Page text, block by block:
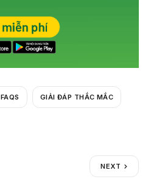
FAQS GIẢI ĐÁP THẮC MẮC
NEXT